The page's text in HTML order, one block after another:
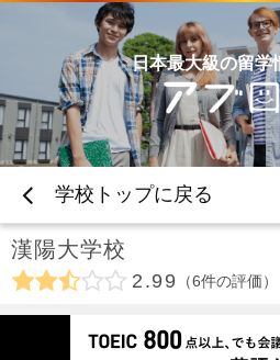
日本最大級の留学
学校トップに戻る
漢陽大学校
2.99 6件の評価